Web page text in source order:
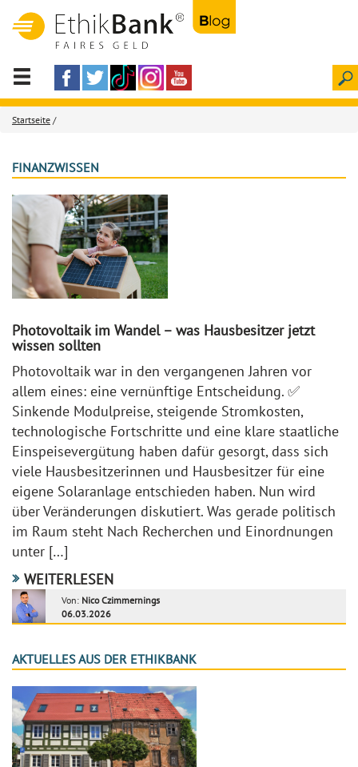
Startseite /
FINANZWISSEN
Photovoltaik im Wandel – was Hausbesitzer jetzt
wissen sollten
Photovoltaik war in den vergangenen Jahren vor
allem eines: eine vernünftige Entscheidung. ✅
Sinkende Modulpreise, steigende Stromkosten,
technologische Fortschritte und eine klare staatliche
Einspeisevergütung haben dafür gesorgt, dass sich
viele Hausbesitzerinnen und Hausbesitzer für eine
eigene Solaranlage entschieden haben. Nun wird
über Veränderungen diskutiert. Was gerade politisch
im Raum steht Nach Recherchen und Einordnungen
unter […]
WEITERLESEN
Von: Nico Czimmernings
06.03.2026
AKTUELLES AUS DER ETHIKBANK